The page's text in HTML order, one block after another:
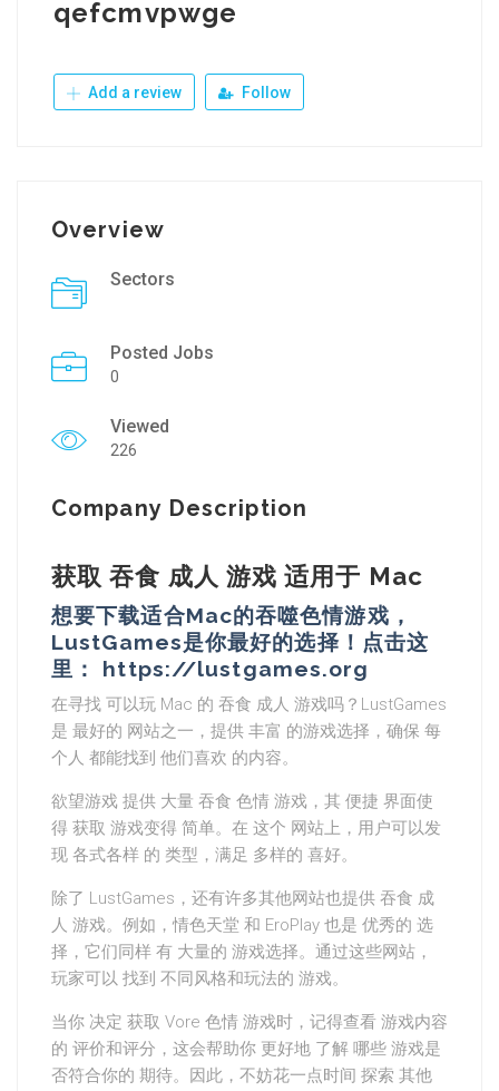
qefcmvpwge
Add a review Follow
Overview
Sectors
Posted Jobs
0
Viewed
226
Company Description
获取 吞食 成人 游戏 适用于 Mac
想要下载适合Mac的吞噬色情游戏，
LustGames是你最好的选择！点击这
里： https://lustgames.org
在寻找 可以玩 Mac 的 吞食 成人 游戏吗？LustGames
是 最好的 网站之一，提供 丰富 的游戏选择，确保 每
个人 都能找到 他们喜欢 的内容。
欲望游戏 提供 大量 吞食 色情 游戏，其 便捷 界面使
得 获取 游戏变得 简单。在 这个 网站上，用户可以发
现 各式各样 的 类型，满足 多样的 喜好。
除了 LustGames，还有许多其他网站也提供 吞食 成
人 游戏。例如，情色天堂 和 EroPlay 也是 优秀的 选
择，它们同样 有 大量的 游戏选择。通过这些网站，
玩家可以 找到 不同风格和玩法的 游戏。
当你 决定 获取 Vore 色情 游戏时，记得查看 游戏内容
的 评价和评分，这会帮助你 更好地 了解 哪些 游戏是
否符合你的 期待。因此，不妨花一点时间 探索 其他